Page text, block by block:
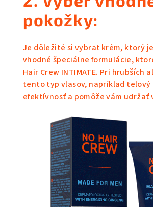
pokožky:
Je dôležité si vybrať krém, ktorý
vhodné špeciálne formulácie,
Hair Crew INTIMATE. Pri hrubších
tento typ vlasov, napríklad telový
efektívnosť a pomôže vám udržať